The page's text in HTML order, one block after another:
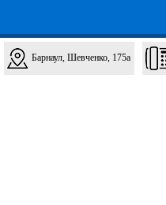
Барнаул, Шевченко, 175а